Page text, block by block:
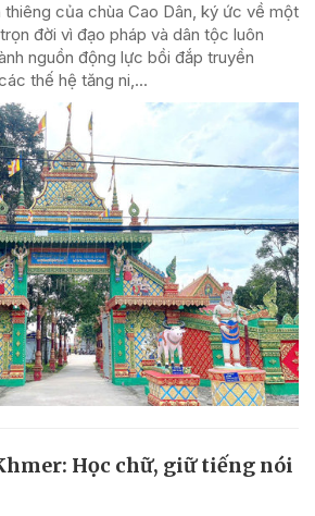
thiêng của chùa Cao Dân, ký ức về một
đời vì đạo pháp và dân tộc luôn
nguồn động lực bồi đắp truyền
thế hệ tăng ni,...
Học chữ, giữ tiếng nói